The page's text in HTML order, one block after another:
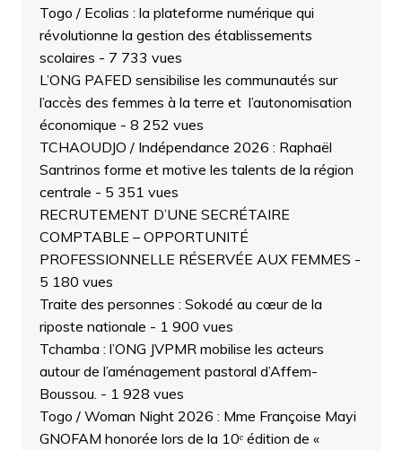
Togo / Ecolias : la plateforme numérique qui
révolutionne la gestion des établissements
scolaires - 7 733 vues
L’ONG PAFED sensibilise les communautés sur
l’accès des femmes à la terre et l’autonomisation
économique - 8 252 vues
TCHAOUDJO / Indépendance 2026 : Raphaël
Santrinos forme et motive les talents de la région
centrale - 5 351 vues
RECRUTEMENT D’UNE SECRÉTAIRE
COMPTABLE – OPPORTUNITÉ
PROFESSIONNELLE RÉSERVÉE AUX FEMMES -
5 180 vues
Traite des personnes : Sokodé au cœur de la
riposte nationale - 1 900 vues
Tchamba : l’ONG JVPMR mobilise les acteurs
autour de l’aménagement pastoral d’Affem-
Boussou. - 1 928 vues
Togo / Woman Night 2026 : Mme Françoise Mayi
GNOFAM honorée lors de la 10ᵉ édition de «